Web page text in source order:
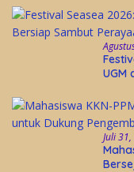
UGM
Juli